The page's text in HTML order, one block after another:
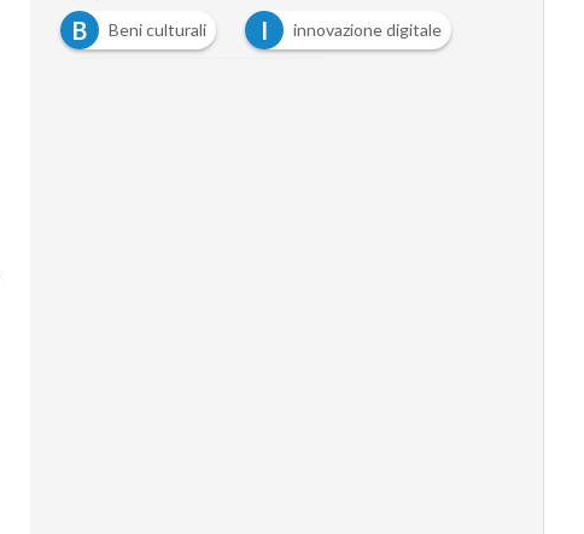
B
Beni culturali I innovazione digitale